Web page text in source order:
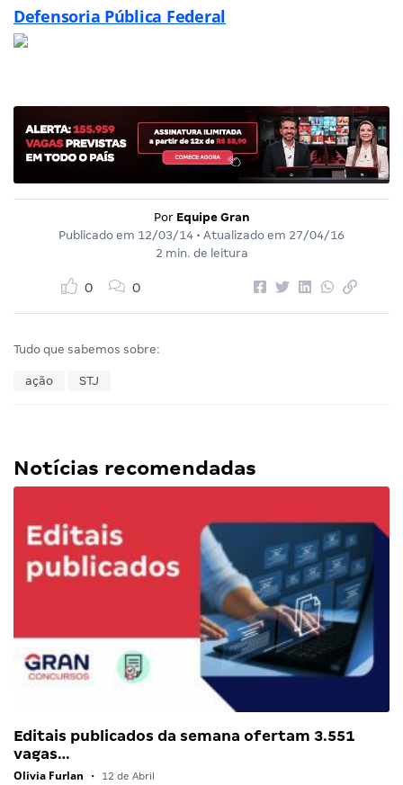
Defensoria Pública Federal
Por Equipe Gran
Publicado em 12/03/14 • Atualizado em 27/04/16
2 min. de leitura
0 0
Tudo que sabemos sobre:
ação STJ
Notícias recomendadas
Editais publicados da semana ofertam 3.551
vagas…
Olivia Furlan • 12 de Abril